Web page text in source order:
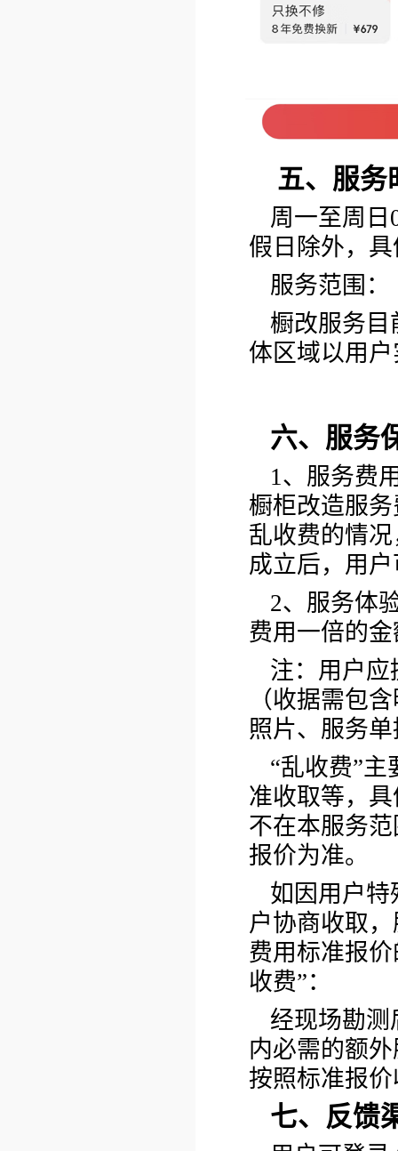
五、服务
周一至周日
假日除外，
服务范围：
橱改服务
体区域以用
六、服务
1、服务费
橱柜改造服
乱收费的情
成立后，用
2、服务体
费用一倍的
注：用户
（收据需包
照片、服务
“乱收费”
准收取等，
不在本服务
报价为准。
如因用户
户协商收取
费用标准报
收费”：
经现场勘
内必需的额
按照标准报
七、反馈